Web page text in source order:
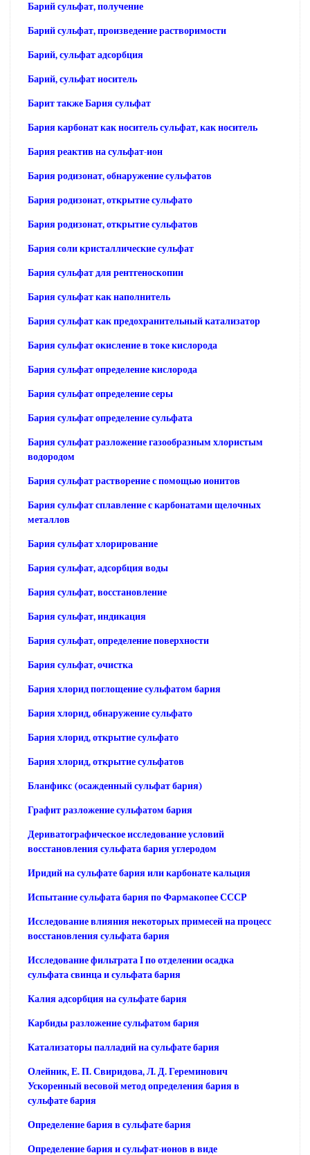
Барий сульфат, получение
Барий сульфат, произведение растворимости
Барий, сульфат адсорбция
Барий, сульфат носитель
Барит также Бария сульфат
Бария карбонат как носитель сульфат, как носитель
Бария реактив на сульфат-ион
Бария родизонат, обнаружение сульфатов
Бария родизонат, открытие сульфато
Бария родизонат, открытие сульфатов
Бария соли кристаллические сульфат
Бария сульфат для рентгеноскопии
Бария сульфат как наполнитель
Бария сульфат как предохранительный катализатор
Бария сульфат окисление в токе кислорода
Бария сульфат определение кислорода
Бария сульфат определение серы
Бария сульфат определение сульфата
Бария сульфат разложение газообразным хлористым
водородом
Бария сульфат растворение с помощью ионитов
Бария сульфат сплавление с карбонатами щелочных
металлов
Бария сульфат хлорирование
Бария сульфат, адсорбция воды
Бария сульфат, восстановление
Бария сульфат, индикация
Бария сульфат, определение поверхности
Бария сульфат, очистка
Бария хлорид поглощение сульфатом бария
Бария хлорид, обнаружение сульфато
Бария хлорид, открытие сульфато
Бария хлорид, открытие сульфатов
Бланфикс (осажденный сульфат бария)
Графит разложение сульфатом бария
Дериватографическое исследование условий
восстановления сульфата бария углеродом
Иридий на сульфате бария или карбонате кальция
Испытание сульфата бария по Фармакопее СССР
Исследование влияния некоторых примесей на процесс
восстановления сульфата бария
Исследование фильтрата I по отделении осадка
сульфата свинца и сульфата бария
Калия адсорбция на сульфате бария
Карбиды разложение сульфатом бария
Катализаторы палладий на сульфате бария
Олейник, Е. П. Свиридова, Л. Д. Гереминович
Ускоренный весовой метод определения бария в
сульфате бария
Определение бария в сульфате бария
Определение бария и сульфат-ионов в виде